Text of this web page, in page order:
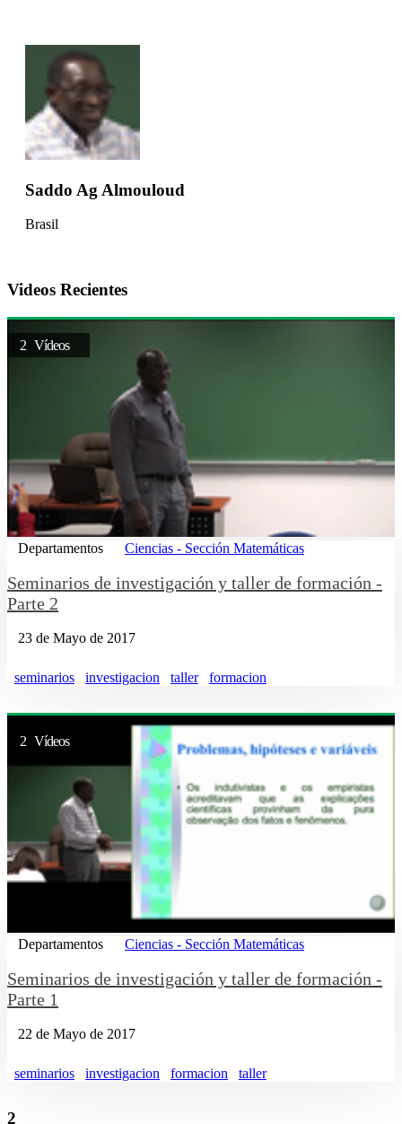
Saddo Ag Almouloud
Brasil
Videos Recientes
2 Vídeos
Departamentos Ciencias - Sección Matemáticas
Seminarios de investigación y taller de formación -
Parte 2
23 de Mayo de 2017
seminarios investigacion taller formacion
2 Vídeos
Departamentos Ciencias - Sección Matemáticas
Seminarios de investigación y taller de formación -
Parte 1
22 de Mayo de 2017
seminarios investigacion formacion taller
2